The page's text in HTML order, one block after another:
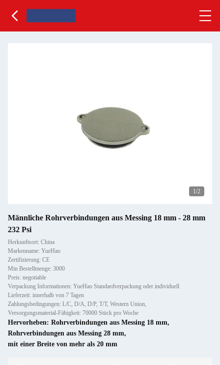
1/2
Männliche Rohrverbindungen aus Messing 18 mm - 28 mm
232 Psi
Herkunftsort: China
Markenname: YueHao
Zertifizierung: CE
Min Bestellmenge: 3000
Preis: negotiable
Verpackung Informationen: YueHao Standardverpackung oder individuell
Lieferzeit: innerhalb von 7 Tagen
Zahlungsbedingungen: L/C, D/A, D/P, T/T, Western Union,
Versorgungsmaterial-Fähigkeit: 70000 Stück pro Woche
Hervorheben: Rohrverbindungen aus Messing 18 mm,
Rohrverbindungen aus Messing 28 mm,
mit einer Breite von mehr als 20 mm